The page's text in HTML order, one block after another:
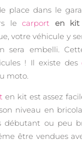
place dans le
lecarport en kit
votre véhicule y
sera embelli.
! Il existe des
moto.
en kit est assez
niveau en
débutant ou peu
être vendues